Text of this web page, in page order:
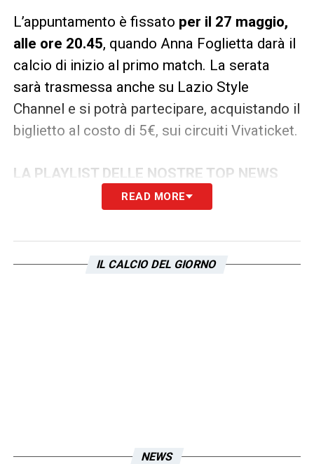
L’appuntamento è fissato per il 27 maggio,
alle ore 20.45, quando Anna Foglietta darà il
calcio di inizio al primo match. La serata
sarà trasmessa anche su Lazio Style
Channel e si potrà partecipare, acquistando il
biglietto al costo di 5€, sui circuiti Vivaticket.
LA PLAYLIST DELLE NOSTRE TOP NEWS
READ MORE
IL CALCIO DEL GIORNO
NEWS